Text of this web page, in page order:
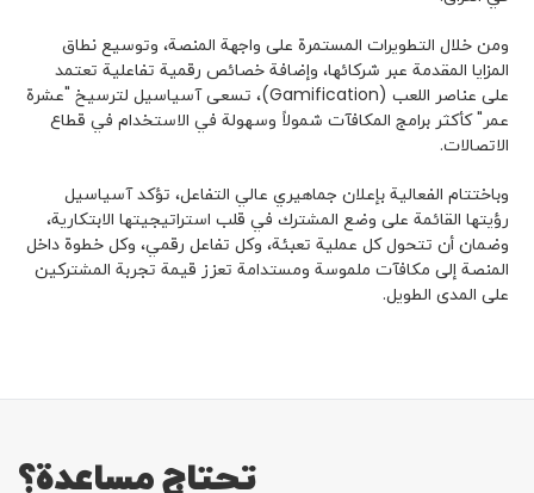
ومن خلال التطويرات المستمرة على واجهة المنصة، وتوسيع نطاق
المزايا المقدمة عبر شركائها، وإضافة خصائص رقمية تفاعلية تعتمد
على عناصر اللعب (Gamification)، تسعى آسياسيل لترسيخ "عشرة
عمر" كأكثر برامج المكافآت شمولاً وسهولة في الاستخدام في قطاع
الاتصالات.
وباختتام الفعالية بإعلان جماهيري عالي التفاعل، تؤكد آسياسيل
رؤيتها القائمة على وضع المشترك في قلب استراتيجيتها الابتكارية،
وضمان أن تتحول كل عملية تعبئة، وكل تفاعل رقمي، وكل خطوة داخل
المنصة إلى مكافآت ملموسة ومستدامة تعزز قيمة تجربة المشتركين
على المدى الطويل.
تحتاج مساعدة؟